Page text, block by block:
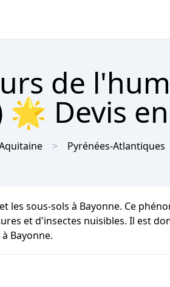
de
🌟 Devis
Pyrénées-Atlantiques
les sous-sols à Bayonne. Ce
et d'insectes nuisibles. Il est
Bayonne.